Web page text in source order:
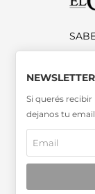
ADEPA
NEWSLETTER
Si querés
dejanos tu email